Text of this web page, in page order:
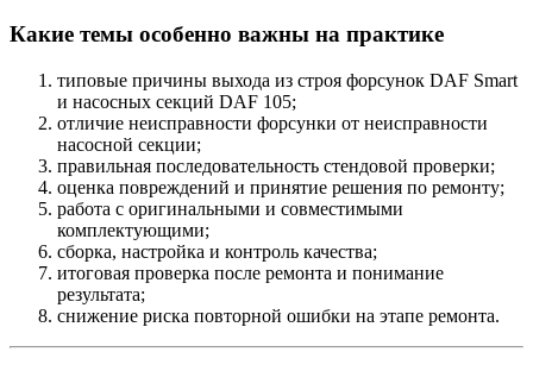
Какие темы особенно важны на практике
типовые причины выхода из строя форсунок DAF Smart
и насосных секций DAF 105;
отличие неисправности форсунки от неисправности
насосной секции;
правильная последовательность стендовой проверки;
оценка повреждений и принятие решения по ремонту;
работа с оригинальными и совместимыми
комплектующими;
сборка, настройка и контроль качества;
итоговая проверка после ремонта и понимание
результата;
снижение риска повторной ошибки на этапе ремонта.